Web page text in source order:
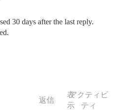
30 days after the last reply.
返信
表
示
アクティビ
ティ